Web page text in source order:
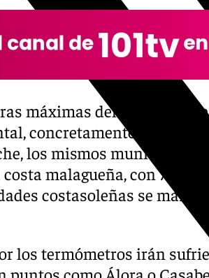
máximas del miércoles
concretamente en Vélez,
los mismos municipios
costa malagueña, con 7º y
costasoleñas se
los termómetros irán
puntos como Álora o